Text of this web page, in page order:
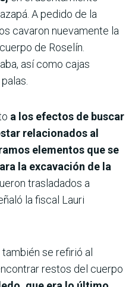
A pedido de la
cavaron nuevamente la
de Roselín.
así como cajas
a los efectos de buscar
relacionados al
elementos que se
la excavación de la
trasladados a
la fiscal Lauri
se refirió al
restos del cuerpo